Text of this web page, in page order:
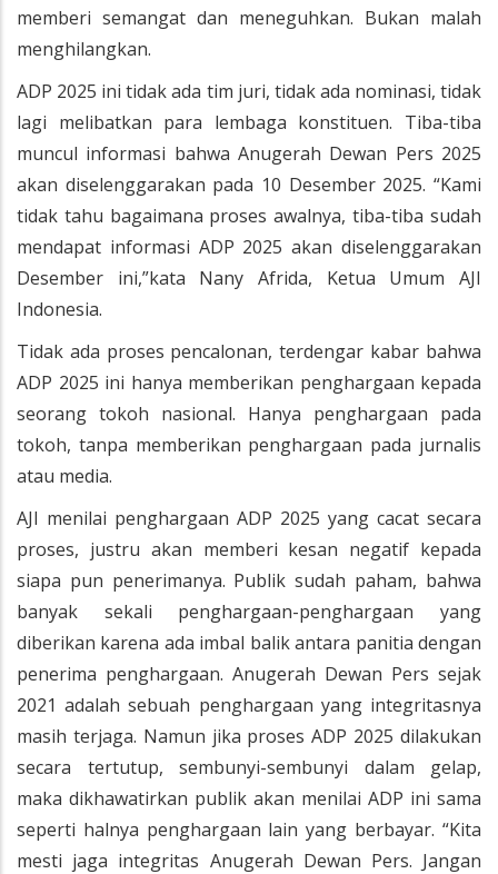
memberi semangat dan meneguhkan. Bukan malah
menghilangkan.
ADP 2025 ini tidak ada tim juri, tidak ada nominasi, tidak
lagi melibatkan para lembaga konstituen. Tiba-tiba
muncul informasi bahwa Anugerah Dewan Pers 2025
akan diselenggarakan pada 10 Desember 2025. “Kami
tidak tahu bagaimana proses awalnya, tiba-tiba sudah
mendapat informasi ADP 2025 akan diselenggarakan
Desember ini,”kata Nany Afrida, Ketua Umum AJI
Indonesia.
Tidak ada proses pencalonan, terdengar kabar bahwa
ADP 2025 ini hanya memberikan penghargaan kepada
seorang tokoh nasional. Hanya penghargaan pada
tokoh, tanpa memberikan penghargaan pada jurnalis
atau media.
AJI menilai penghargaan ADP 2025 yang cacat secara
proses, justru akan memberi kesan negatif kepada
siapa pun penerimanya. Publik sudah paham, bahwa
banyak sekali penghargaan-penghargaan yang
diberikan karena ada imbal balik antara panitia dengan
penerima penghargaan. Anugerah Dewan Pers sejak
2021 adalah sebuah penghargaan yang integritasnya
masih terjaga. Namun jika proses ADP 2025 dilakukan
secara tertutup, sembunyi-sembunyi dalam gelap,
maka dikhawatirkan publik akan menilai ADP ini sama
seperti halnya penghargaan lain yang berbayar. “Kita
mesti jaga integritas Anugerah Dewan Pers. Jangan